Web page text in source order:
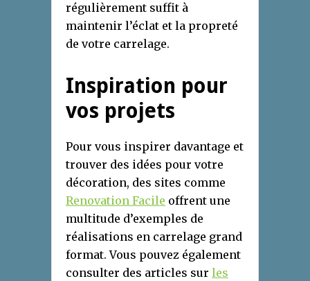
régulièrement suffit à
maintenir l’éclat et la propreté
de votre carrelage.
Inspiration pour
vos projets
Pour vous inspirer davantage et
trouver des idées pour votre
décoration, des sites comme
Renovation Facile offrent une
multitude d’exemples de
réalisations en carrelage grand
format. Vous pouvez également
consulter des articles sur les